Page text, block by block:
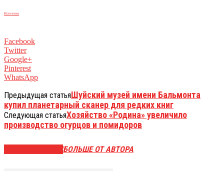
Источник
Facebook
Twitter
Google+
Pinterest
WhatsApp
Предыдущая статьяШуйский музей имени Бальмонта
купил планетарный сканер для редких книг
Следующая статьяХозяйство «Родина» увеличило
производство огурцов и помидоров
БОЛЬШЕ ОТ АВТОРА